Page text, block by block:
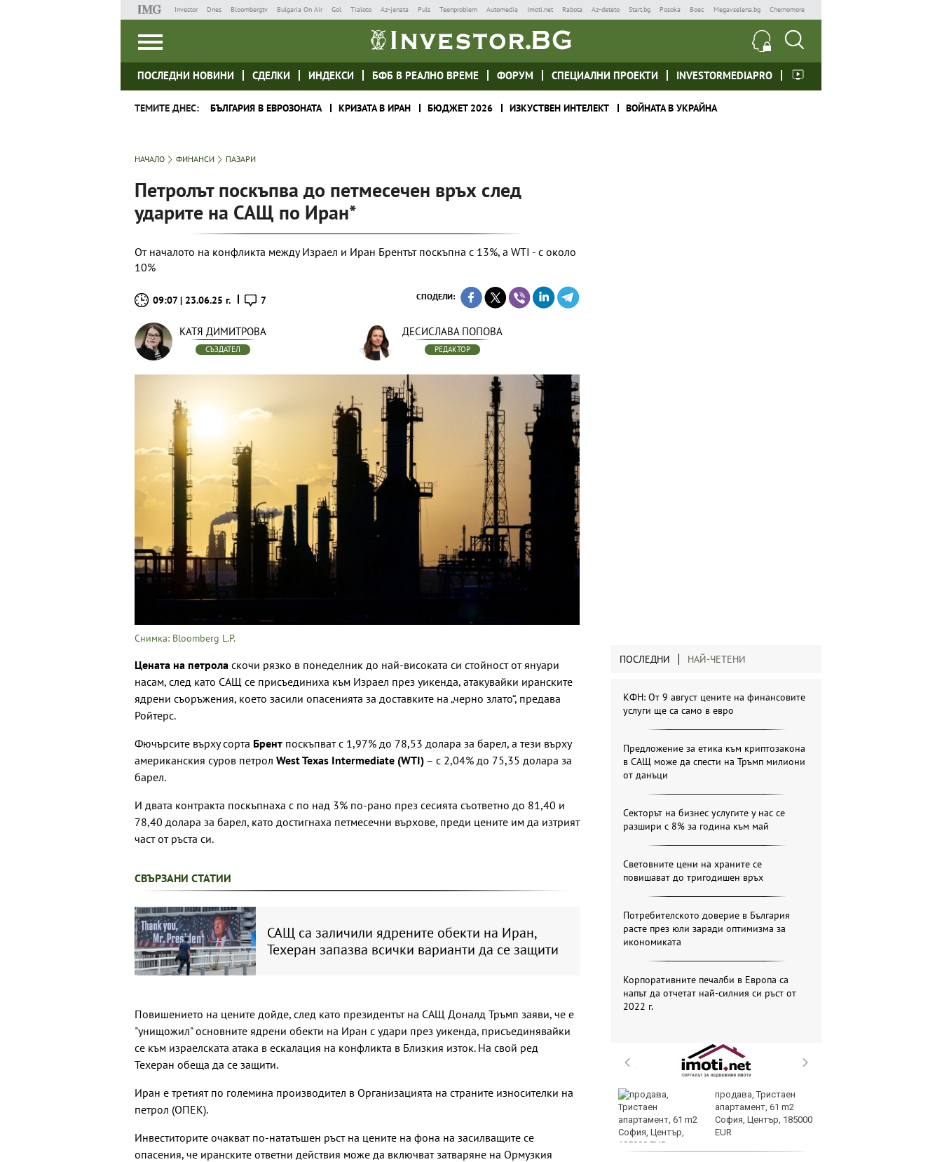
Investor Dnes Bloombergtv Bulgaria On Air Gol Tialoto Az-jenata Puls Teenproblem Automedia Imoti.net Rabota Az-deteto Start.bg Posoka Boec Megavselena.bg Chernomore
ПОСЛЕДНИ НОВИНИ СДЕЛКИ ИНДЕКСИ БФБ В РЕАЛНО ВРЕМЕ ФОРУМ СПЕЦИАЛНИ ПРОЕКТИ INVESTORMEDIAPRO
ТЕМИТЕ ДНЕС: БЪЛГАРИЯ В ЕВРОЗОНАТА КРИЗАТА В ИРАН БЮДЖЕТ 2026 ИЗКУСТВЕН ИНТЕЛЕКТ ВОЙНАТА В УКРАЙНА
НАЧАЛО ФИНАНСИ ПАЗАРИ
Петролът поскъпва до петмесечен връх след
ударите на САЩ по Иран*
От началото на конфликта между Израел и Иран Брентът поскъпна с 13%, а WTI - с около
10%
09:07 | 23.06.25 г. 7 СПОДЕЛИ:
КАТЯ ДИМИТРОВА
СЪЗДАТЕЛ
ДЕСИСЛАВА ПОПОВА
РЕДАКТОР
Снимка: Bloomberg L.P.
Цената на петрола скочи рязко в понеделник до най-високата си стойност от януари
насам, след като САЩ се присъединиха към Израел през уикенда, атакувайки иранските
ядрени съоръжения, което засили опасенията за доставките на „черно злато“, предава
Ройтерс.
Фючърсите върху сорта Брент поскъпват с 1,97% до 78,53 долара за барел, а тези върху
американския суров петрол West Texas Intermediate (WTI) – с 2,04% до 75,35 долара за
барел.
И двата контракта поскъпнаха с по над 3% по-рано през сесията съответно до 81,40 и
78,40 долара за барел, като достигнаха петмесечни върхове, преди цените им да изтрият
част от ръста си.
СВЪРЗАНИ СТАТИИ
САЩ са заличили ядрените обекти на Иран,
Техеран запазва всички варианти да се защити
Повишението на цените дойде, след като президентът на САЩ Доналд Тръмп заяви, че е
"унищожил" основните ядрени обекти на Иран с удари през уикенда, присъединявайки
се към израелската атака в ескалация на конфликта в Близкия изток. На свой ред
Техеран обеща да се защити.
Иран е третият по големина производител в Организацията на страните износителки на
петрол (ОПЕК).
Инвеститорите очакват по-нататъшен ръст на цените на фона на засилващите се
опасения, че иранските ответни действия може да включват затваряне на Ормузкия
ПОСЛЕДНИ НАЙ-ЧЕТЕНИ
КФН: От 9 август цените на финансовите
услуги ще са само в евро
Предложение за етика към криптозакона
в САЩ може да спести на Тръмп милиони
от данъци
Секторът на бизнес услугите у нас се
разшири с 8% за година към май
Световните цени на храните се
повишават до тригодишен връх
Потребителското доверие в България
расте през юли заради оптимизма за
икономиката
Корпоративните печалби в Европа са
напът да отчетат най-силния си ръст от
2022 г.
ЕЦТП: „Туризмът за
всички на пътя
продава, Тристаен
апартамент, 61 m2
София, Център, 185000
EUR